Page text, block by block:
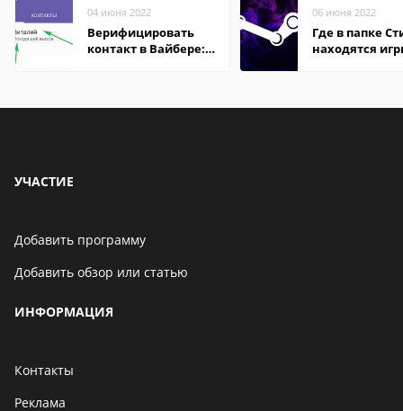
04 июня 2022
Верифицировать
контакт в Вайбере:
06 июня 2022
Где в папке
находятся
УЧАСТИЕ
Добавить программу
Добавить обзор или статью
ИНФОРМАЦИЯ
Контакты
Реклама